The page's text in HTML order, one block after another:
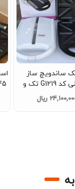
ساندویچ ساز
دسینی کد G1219 تک و
عمده
ریال